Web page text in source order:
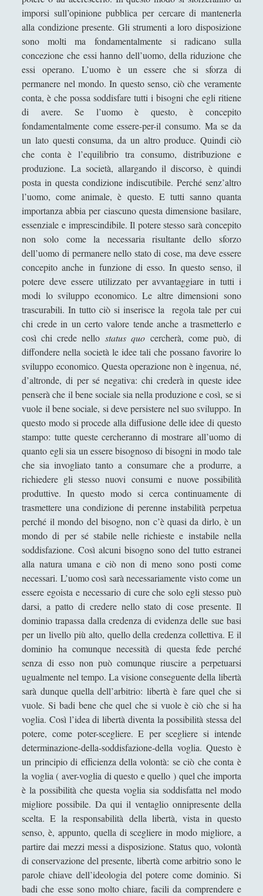
Marx, il comunismo e il totalitarismo
di sinistra
Ordine internazionale per i diritti
umani: un progetto possibile?
Per la pace perpetua - La via della
pace di Immanuel Kant
Politica di dominio e Politica di
controllo
Politica: un breve trattato.
Riflessioni su “Sorvegliare e punire. La
nascita della prigione” di Michel
Foucault - la storia del Grande
fratello, ovvero della nostra società.
Storia della follia nell’età classica -
Michel Foucault
Sui movimenti politici del XXI secolo
Sulle limitazioni delle adozioni
Utopie - Da Moro a Campanella
► Democrazia(11)
► Pensiero Liberale(5)
► Filosofia del Linguaggio(18)
► Filosofia del diritto (6)
Filosofia della Mente(17)
► Filosofia della guerra(35)
► Filosofia della matematica
► Filosofia della scienza(4)
► Filosofia della storia(7)
► Linguistica(12)
► Logica(10)
► Problemi e Paradossi Logici e Semantici
(29)
► Scienze Cognitive (30)
► Storia Della Filosofia(14)
► Corsi Di Filosofia (10)
► Spiegazioni per una Filosofia più Easy!(40)
► Filosofia Applicata(72)
Filosofia Orientale(47)
Angela Luverà Rattray e l'arte al processo "archeo-
botanico"
Considerazioni diverse sulla presenza di Dio
Contro certi ismi…
Desiderio e Contrappunto: la Psicoanalisi come
Filosofia del Tempo Interiore
Dire, fare e baciare dalla terra madre alla ruggine
spettrale
imporsi sull’opinione pubblica per cercare di mantenerla
alla condizione presente. Gli strumenti a loro disposizione
sono molti ma fondamentalmente si radicano sulla
concezione che essi hanno dell’uomo, della riduzione che
essi operano. L’uomo è un essere che si sforza di
permanere nel mondo. In questo senso, ciò che veramente
conta, è che possa soddisfare tutti i bisogni che egli ritiene
di avere. Se l’uomo è questo, è concepito
fondamentalmente come essere-per-il consumo. Ma se da
un lato questi consuma, da un altro produce. Quindi ciò
che conta è l’equilibrio tra consumo, distribuzione e
produzione. La società, allargando il discorso, è quindi
posta in questa condizione indiscutibile. Perché senz’altro
l’uomo, come animale, è questo. E tutti sanno quanta
importanza abbia per ciascuno questa dimensione basilare,
essenziale e imprescindibile. Il potere stesso sarà concepito
non solo come la necessaria risultante dello sforzo
dell’uomo di permanere nello stato di cose, ma deve essere
concepito anche in funzione di esso. In questo senso, il
potere deve essere utilizzato per avvantaggiare in tutti i
modi lo sviluppo economico. Le altre dimensioni sono
trascurabili. In tutto ciò si inserisce la regola tale per cui
chi crede in un certo valore tende anche a trasmetterlo e
così chi crede nellostatus quocercherà, come può, di
diffondere nella società le idee tali che possano favorire lo
sviluppo economico. Questa operazione non è ingenua, né,
d’altronde, di per sé negativa: chi crederà in queste idee
penserà che il bene sociale sia nella produzione e così, se si
vuole il bene sociale, si deve persistere nel suo sviluppo. In
questo modo si procede alla diffusione delle idee di questo
stampo: tutte queste cercheranno di mostrare all’uomo di
quanto egli sia un essere bisognoso di bisogni in modo tale
che sia invogliato tanto a consumare che a produrre, a
richiedere gli stesso nuovi consumi e nuove possibilità
produttive. In questo modo si cerca continuamente di
trasmettere una condizione di perenne instabilità perpetua
perché il mondo del bisogno, non c’è quasi da dirlo, è un
mondo di per sé stabile nelle richieste e instabile nella
soddisfazione. Così alcuni bisogno sono del tutto estranei
alla natura umana e ciò non di meno sono posti come
necessari. L’uomo così sarà necessariamente visto come un
essere egoista e necessario di cure che solo egli stesso può
darsi, a patto di credere nello stato di cose presente. Il
dominio trapassa dalla credenza di evidenza delle sue basi
per un livello più alto, quello della credenza collettiva. E il
dominio ha comunque necessità di questa fede perché
senza di esso non può comunque riuscire a perpetuarsi
ugualmente nel tempo. La visione conseguente della libertà
sarà dunque quella dell’arbitrio: libertà è fare quel che si
vuole. Si badi bene che quel che si vuole è ciò che si ha
voglia. Così l’idea di libertà diventa la possibilità stessa del
potere, come poter-scegliere. E per scegliere si intende
determinazione-della-soddisfazione-della voglia. Questo è
un principio di efficienza della volontà: se ciò che conta è
la voglia ( aver-voglia di questo e quello ) quel che importa
è la possibilità che questa voglia sia soddisfatta nel modo
migliore possibile. Da qui il ventaglio onnipresente della
scelta. E la responsabilità della libertà, vista in questo
senso, è, appunto, quella di scegliere in modo migliore, a
partire dai mezzi messi a disposizione. Status quo, volontà
di conservazione del presente, libertà come arbitrio sono le
parole chiave dell’ideologia del potere come dominio. Si
badi che esse sono molto chiare, facili da comprendere e